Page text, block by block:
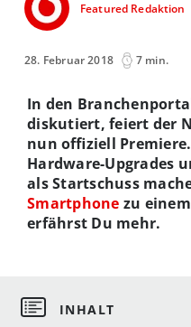
Featured Redaktion
28. Februar 2018 7 min.
In den
diskutiert, feiert der
nun offiziell
Hardware-Upgrades
als Startschuss
Smartphone zu
erfährst Du mehr.